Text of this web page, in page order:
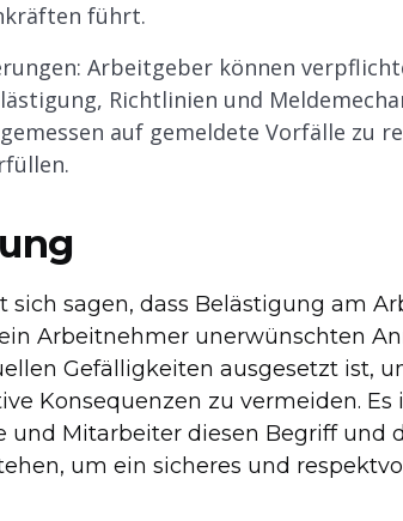
führt.
Arbeitgeber können
Richtlinien und
auf gemeldete Vorfälle zu
sich sagen, dass Belästigung am
Arbeitnehmer unerwünschten
Gefälligkeiten ausgesetzt ist,
Konsequenzen zu vermeiden. Es
und Mitarbeiter diesen Begriff und
um ein sicheres und